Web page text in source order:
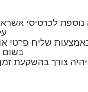
בשום
מבוקשים ויקרים